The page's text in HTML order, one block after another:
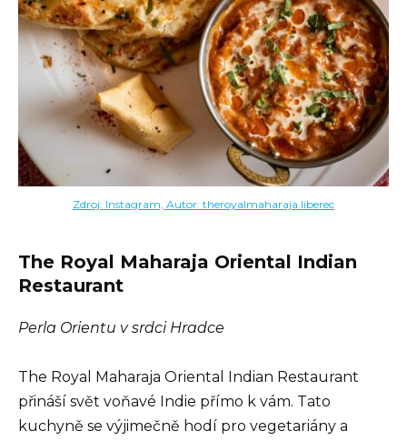
Zdroj: Instagram, Autor: theroyalmaharaja.liberec
The Royal Maharaja Oriental Indian
Restaurant
Perla Orientu v srdci Hradce
The Royal Maharaja Oriental Indian Restaurant
přináší svět voňavé Indie přímo k vám. Tato
kuchyně se výjimečně hodí pro vegetariány a